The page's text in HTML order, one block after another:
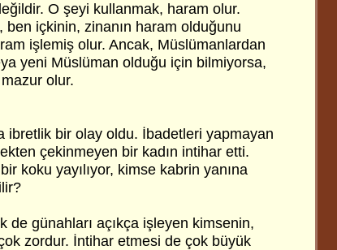
O şeyi kullanmak, haram olur.
içkinin, zinanın haram olduğunu
işlemiş olur. Ancak, Müslümanlardan
yeni Müslüman olduğu için bilmiyorsa,
olur.
ibretlik bir olay oldu. İbadetleri yapmayan
çekinmeyen bir kadın intihar etti.
koku yayılıyor, kimse kabrin yanına
de günahları açıkça işleyen kimsenin,
zordur. İntihar etmesi de çok büyük